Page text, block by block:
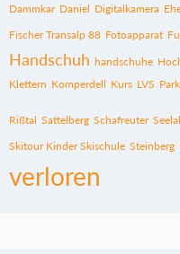
Dammkar Daniel Digitalkamera
Fischer Transalp 88 Fotoapparat
Handschuh handschuhe
Klettern Komperdell Kurs LVS
Rißtal Sattelberg Schafreuter
Skitour Kinder Skischule Steinberg
verloren